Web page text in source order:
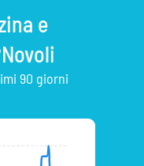
e
90 giorni